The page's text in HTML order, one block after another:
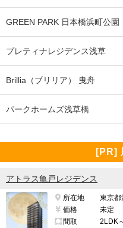
GREEN PARK 日本橋浜町公園
プレティナレジデンス浅草
Brillia（ブリリア） 曳舟
パークホームズ浅草橋
[PR]
アトラス亀戸レジデンス
所在地
東京
価格
未定
間取
2LDK